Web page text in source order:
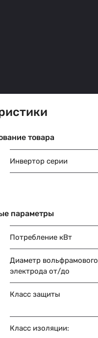
товара
Инвертор серии
параметры
Потребление кВт
Диаметр вольфрамового
электрода от/до
Класс защиты
Класс изоляции: